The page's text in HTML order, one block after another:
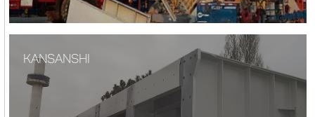
KANSANSHI